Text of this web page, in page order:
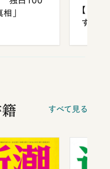
」
【中国
する“
すべて見る